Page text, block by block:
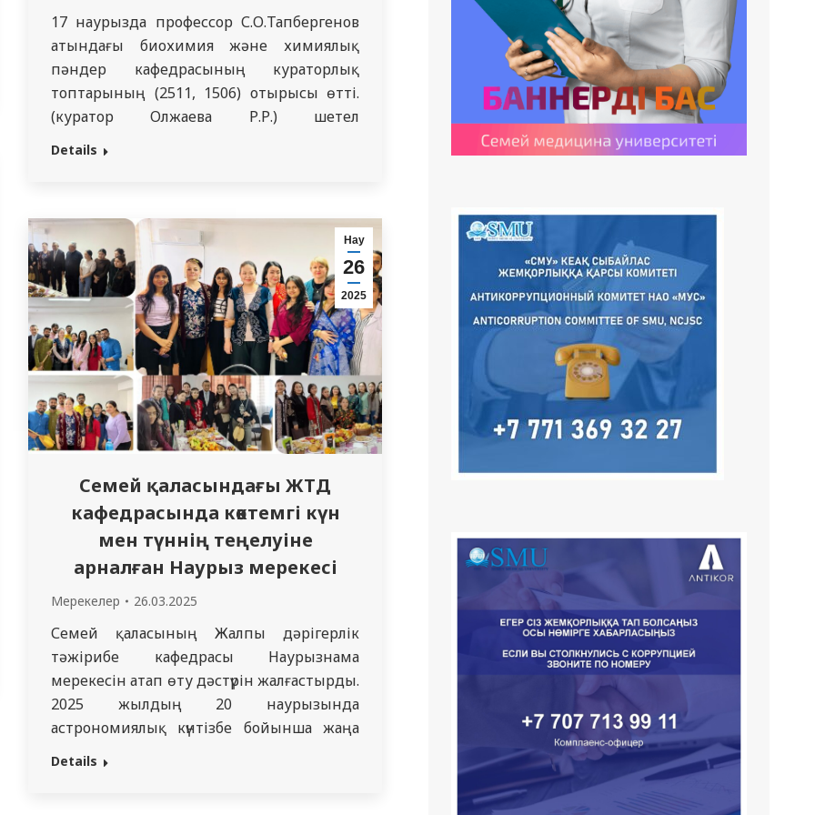
17 наурызда профессор С.О.Тапбергенов
атындағы биохимия және химиялық
пәндер кафедрасының кураторлық
топтарының (2511, 1506) отырысы өтті.
(куратор Олжаева Р.Р.) шетел
кафедрасының деканы Шарапиева Алуа
саясатын жүзеге асырудың негізгі
аспектілері, болашақта оқу мен практика
үшін жоғары GPA балл алу, жоғары
курстарда болашақ клиникалық
практиканың маңыздылығы, орыс және…
Details
Нау
26
2025
Семей қаласындағы ЖТД
кафедрасында көктемгі күн
мен түннің теңелуіне
арналған Наурыз мерекесі
Мерекелер 26.03.2025
Семей қаласының Жалпы дәрігерлік
тәжірибе кафедрасы Наурызнама
мерекесін атап өту дәстүрін жалғастырды.
2025 жылдың 20 наурызында
астрономиялық күнтізбе бойынша жаңа
жылдың басталуын білдіретін көктемгі
Details